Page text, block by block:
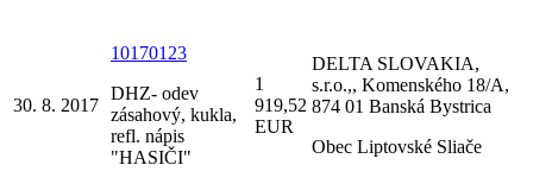
30. 8. 2017
10170123
DHZ- odev
zásahový, kukla,
refl. nápis
"HASIČI"
1
919,52
EUR
DELTA SLOVAKIA,
s.r.o.,, Komenského 18/A,
874 01 Banská Bystrica
Obec Liptovské Sliače